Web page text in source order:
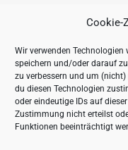
Cookie-
Wir verwenden
speichern und/oder darauf
zu verbessern und um
du diesen Technologien
oder eindeutige IDs auf
Zustimmung nicht erteilst
Funktionen beeinträchtigt
Mo. -